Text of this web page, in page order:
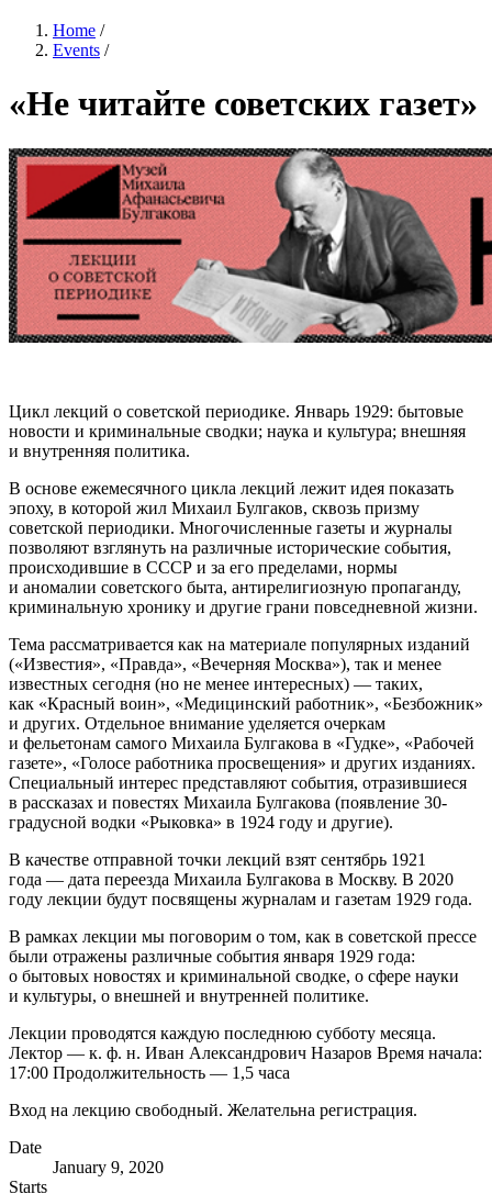
Home /
Events /
«Не читайте советских газет»
Цикл лекций о советской периодике. Январь 1929: бытовые
новости и криминальные сводки; наука и культура; внешняя
и внутренняя политика.
В основе ежемесячного цикла лекций лежит идея показать
эпоху, в которой жил Михаил Булгаков, сквозь призму
советской периодики. Многочисленные газеты и журналы
позволяют взглянуть на различные исторические события,
происходившие в СССР и за его пределами, нормы
и аномалии советского быта, антирелигиозную пропаганду,
криминальную хронику и другие грани повседневной жизни.
Тема рассматривается как на материале популярных изданий
(«Известия», «Правда», «Вечерняя Москва»), так и менее
известных сегодня (но не менее интересных) — таких,
как «Красный воин», «Медицинский работник», «Безбожник»
и других. Отдельное внимание уделяется очеркам
и фельетонам самого Михаила Булгакова в «Гудке», «Рабочей
газете», «Голосе работника просвещения» и других изданиях.
Специальный интерес представляют события, отразившиеся
в рассказах и повестях Михаила Булгакова (появление 30-
градусной водки «Рыковка» в 1924 году и другие).
В качестве отправной точки лекций взят сентябрь 1921
года — дата переезда Михаила Булгакова в Москву. В 2020
году лекции будут посвящены журналам и газетам 1929 года.
В рамках лекции мы поговорим о том, как в советской прессе
были отражены различные события января 1929 года:
о бытовых новостях и криминальной сводке, о сфере науки
и культуры, о внешней и внутренней политике.
Лекции проводятся каждую последнюю субботу месяца.
Лектор — к. ф. н. Иван Александрович Назаров Время начала:
17:00 Продолжительность — 1,5 часа
Вход на лекцию свободный. Желательна регистрация.
Date
January 9, 2020
Starts